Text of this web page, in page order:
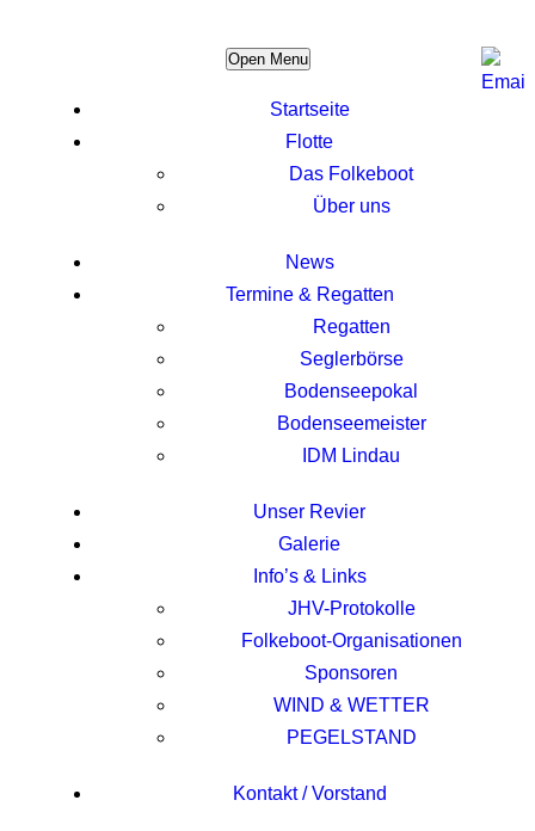
Open Menu
Startseite
Flotte
Das Folkeboot
Über uns
News
Termine & Regatten
Regatten
Seglerbörse
Bodenseepokal
Bodenseemeister
IDM Lindau
Unser Revier
Galerie
Info’s & Links
JHV-Protokolle
Folkeboot-Organisationen
Sponsoren
WIND & WETTER
PEGELSTAND
Kontakt / Vorstand